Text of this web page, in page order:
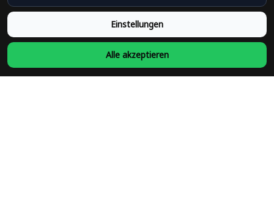
Rückerstattungsrichtlinie
Rückgabepolitik
Einstellungen
Alle akzeptieren